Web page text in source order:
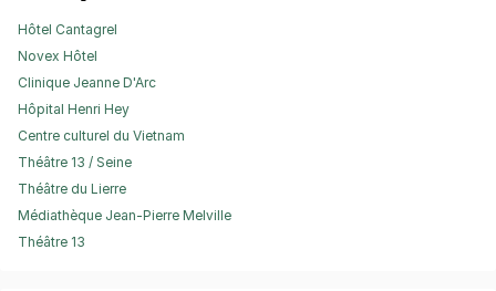
Hôtel Cantagrel
Novex Hôtel
Clinique Jeanne D'Arc
Hôpital Henri Hey
Centre culturel du Vietnam
Théâtre 13 / Seine
Théâtre du Lierre
Médiathèque Jean-Pierre Melville
Théâtre 13